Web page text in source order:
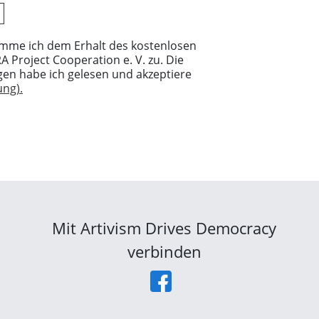
ich dem Erhalt des kostenlosen
Project Cooperation e. V. zu. Die
habe ich gelesen und akzeptiere
Mit Artivism Drives Democracy
verbinden